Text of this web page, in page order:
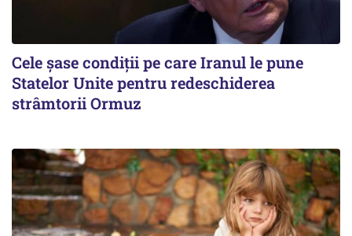
Cele șase condiții pe care Iranul le pune
Statelor Unite pentru redeschiderea
strâmtorii Ormuz